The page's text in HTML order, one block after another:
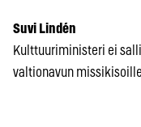
Suvi Lindén
Kulttuuriministeri ei
valtionavun